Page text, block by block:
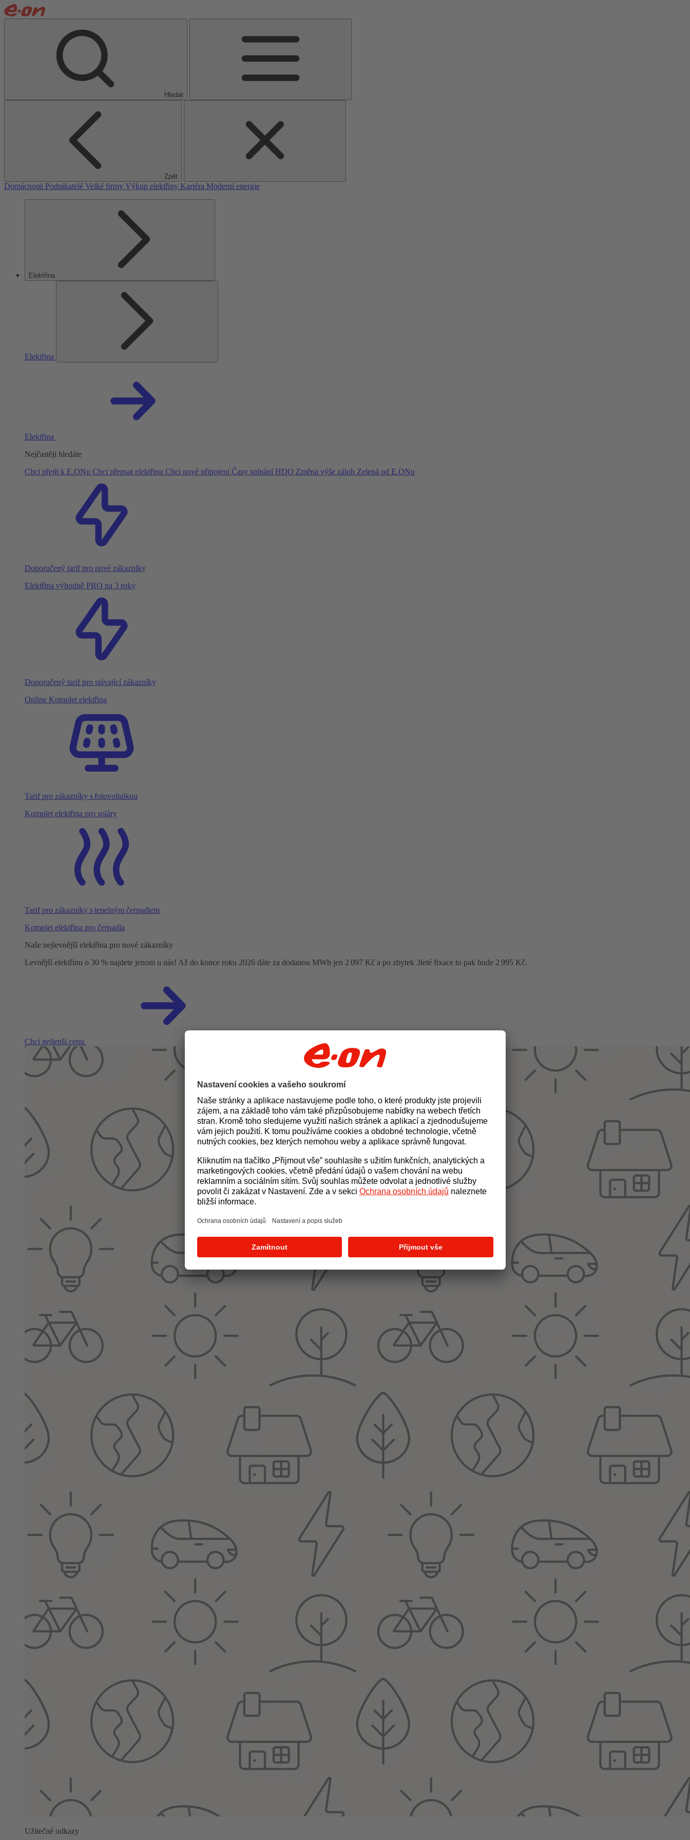
Hledat
Zpět
Domácnosti Podnikatelé Velké firmy Výkup elektřiny Kariéra Moderní energie
Elektřina
Elektřina
Elektřina
Nejčastěji hledáte
Chci přejít k E.ONu Chci přepsat elektřinu Chci nové připojení Časy spínání HDO Změna výše záloh Zelená od E.ONu
Doporučený tarif pro nové zákazníky
Elektřina výhodně PRO na 3 roky
Doporučený tarif pro stávající zákazníky
Online Komplet elektřina
Tarif pro zákazníky s fotovoltaikou
Komplet elektřina pro soláry
Tarif pro zákazníky s tepelným čerpadlem
Komplet elektřina pro čerpadla
Naše nejlevnější elektřina pro nové zákazníky
Levnější elektřinu o 30 % najdete jenom u nás! Až do konce roku 2026 dáte za dodanou MWh jen 2 097 Kč a po zbytek 3leté fixace to pak bude 2 995 Kč.
Chci nejlepší cenu
Užitečné odkazy